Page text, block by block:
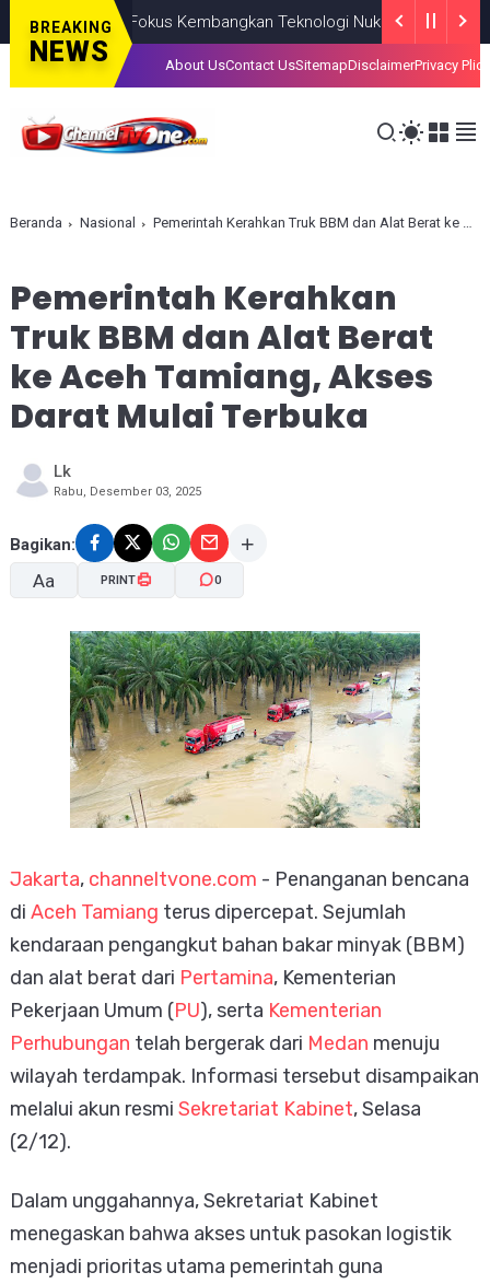
BREAKING
NEWS
BRIN Fokus Kembangkan Teknologi Nuklir hingga AI
About UsContact UsSitemapDisclaimerPrivacy Plice
Beranda Nasional Pemerintah Kerahkan Truk BBM dan Alat Berat ke Aceh Tamiang, Akses Darat Mulai Terbuka
Pemerintah Kerahkan
Truk BBM dan Alat Berat
ke Aceh Tamiang, Akses
Darat Mulai Terbuka
Lk
Rabu, Desember 03, 2025
Bagikan:
Aa
A- A+
PRINT 0
Jakarta, channeltvone.com - Penanganan bencana
di Aceh Tamiang terus dipercepat. Sejumlah
kendaraan pengangkut bahan bakar minyak (BBM)
dan alat berat dari Pertamina, Kementerian
Pekerjaan Umum (PU), serta Kementerian
Perhubungan telah bergerak dari Medan menuju
wilayah terdampak. Informasi tersebut disampaikan
melalui akun resmi Sekretariat Kabinet, Selasa
(2/12).
Dalam unggahannya, Sekretariat Kabinet
menegaskan bahwa akses untuk pasokan logistik
menjadi prioritas utama pemerintah guna